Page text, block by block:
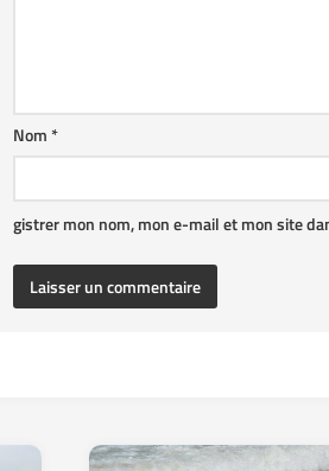
Nom*
gistrer mon nom, mon e-mail et mon site